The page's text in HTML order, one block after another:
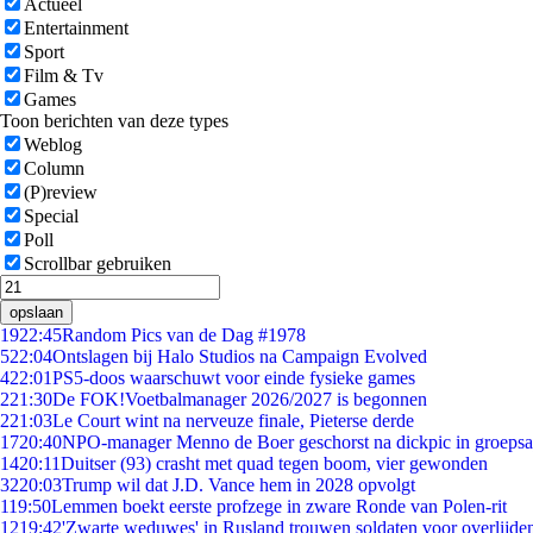
Actueel
Entertainment
Sport
Film & Tv
Games
Toon berichten van deze types
Weblog
Column
(P)review
Special
Poll
Scrollbar gebruiken
opslaan
1922:45Random Pics van de Dag #1978
522:04Ontslagen bij Halo Studios na Campaign Evolved
422:01PS5-doos waarschuwt voor einde fysieke games
221:30De FOK!Voetbalmanager 2026/2027 is begonnen
221:03Le Court wint na nerveuze finale, Pieterse derde
1720:40NPO-manager Menno de Boer geschorst na dickpic in
1420:11Duitser (93) crasht met quad tegen boom, vier gewonden
3220:03Trump wil dat J.D. Vance hem in 2028 opvolgt
119:50Lemmen boekt eerste profzege in zware Ronde van Polen-rit
1219:42'Zwarte weduwes' in Rusland trouwen soldaten voor